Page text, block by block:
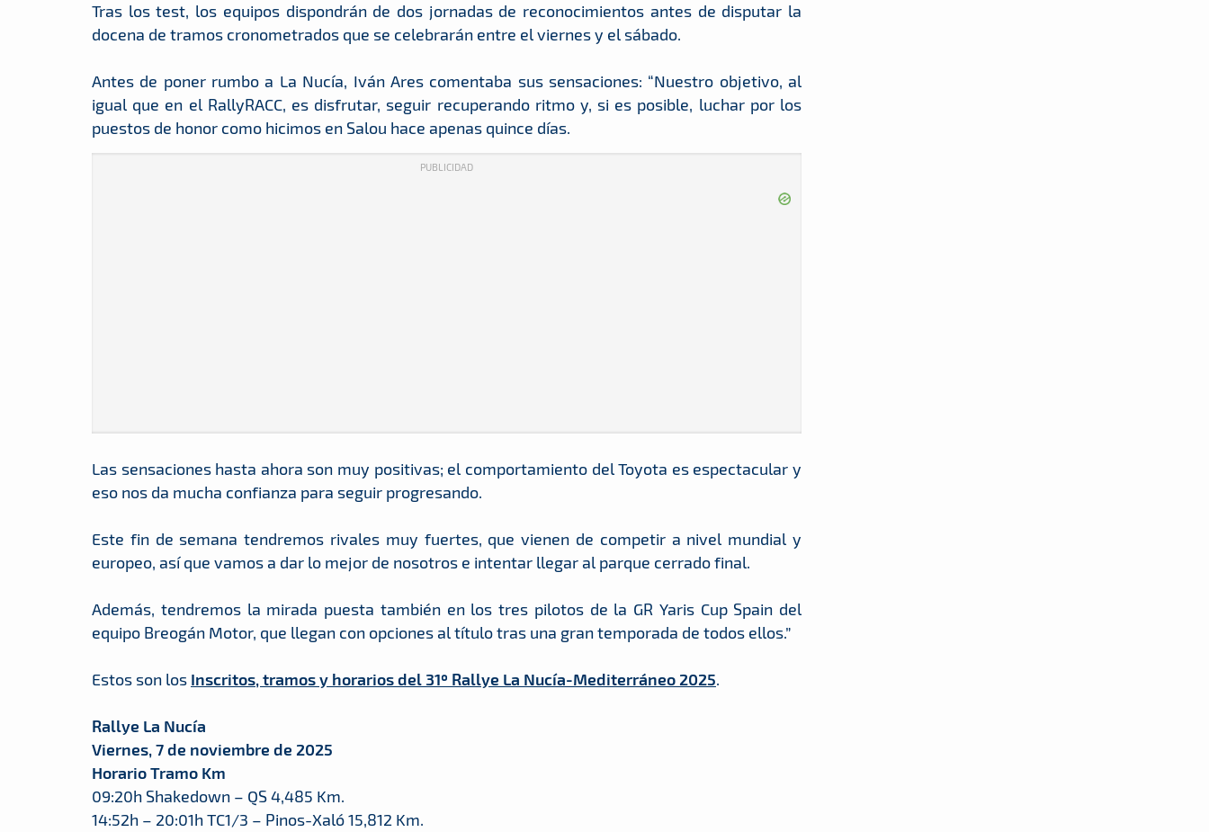
Tras los test, los equipos dispondrán de dos jornadas de reconocimientos antes de disputar la
docena de tramos cronometrados que se celebrarán entre el viernes y el sábado.
Antes de poner rumbo a La Nucía, Iván Ares comentaba sus sensaciones: “Nuestro objetivo, al
igual que en el RallyRACC, es disfrutar, seguir recuperando ritmo y, si es posible, luchar por los
puestos de honor como hicimos en Salou hace apenas quince días.
PUBLICIDAD
Las sensaciones hasta ahora son muy positivas; el comportamiento del Toyota es espectacular y
eso nos da mucha confianza para seguir progresando.
Este fin de semana tendremos rivales muy fuertes, que vienen de competir a nivel mundial y
europeo, así que vamos a dar lo mejor de nosotros e intentar llegar al parque cerrado final.
Además, tendremos la mirada puesta también en los tres pilotos de la GR Yaris Cup Spain del
equipo Breogán Motor, que llegan con opciones al título tras una gran temporada de todos ellos.”
Estos son los Inscritos, tramos y horarios del 31º Rallye La Nucía-Mediterráneo 2025.
Rallye La Nucía
Viernes, 7 de noviembre de 2025
Horario Tramo Km
09:20h Shakedown – QS 4,485 Km.
14:52h – 20:01h TC1/3 – Pinos-Xaló 15,812 Km.